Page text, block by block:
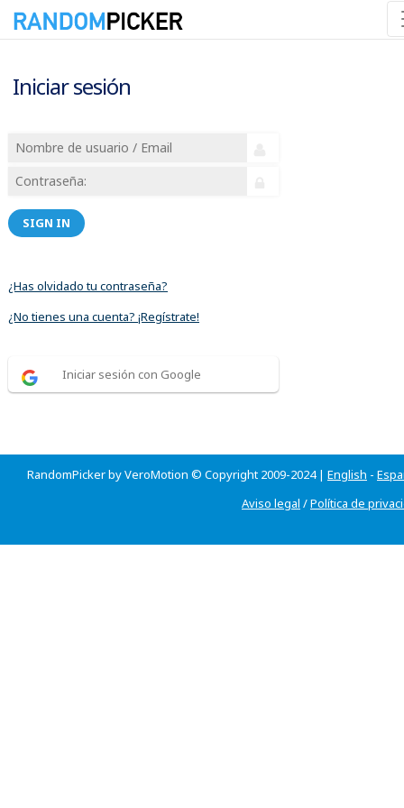
Iniciar sesión
SIGN IN
¿Has olvidado tu contraseña?
¿No tienes una cuenta? ¡Regístrate!
Iniciar sesión con Google
RandomPicker by VeroMotion © Copyright 2009-2024 | English -
Aviso legal /Política de